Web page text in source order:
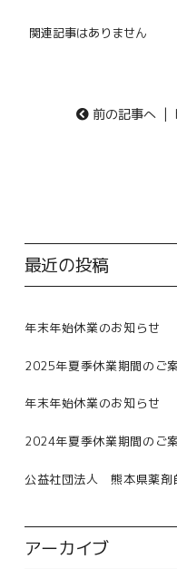
関連記事はありません
前の記事へ
最近の投稿
年末年始休業のお知らせ
2025年夏季休業期間のご
年末年始休業のお知らせ
2024年夏季休業期間のご
公益社団法人 熊本県薬
アーカイブ